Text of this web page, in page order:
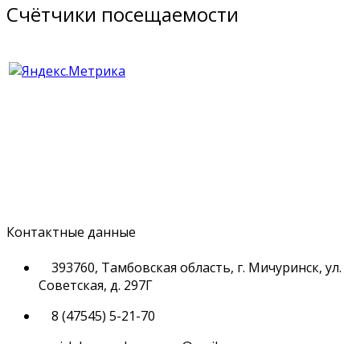
Счётчики посещаемости
Контактные данные
393760, Тамбовская область, г. Мичуринск, ул.
Советская, д. 297Г
8 (47545) 5-21-70